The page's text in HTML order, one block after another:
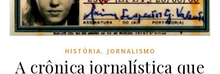
HISTÓRIA, JORNALISMO
A crônica jornalística que